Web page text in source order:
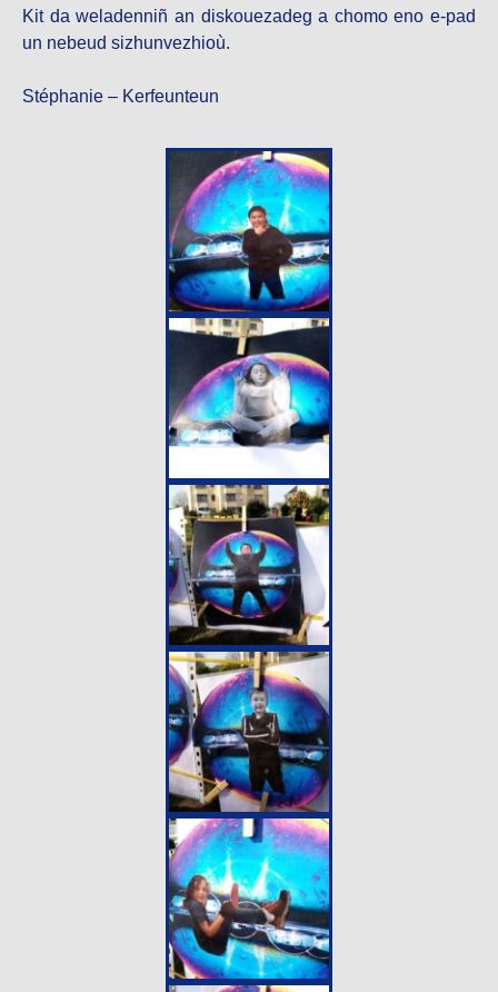
Kit da weladenniñ an diskouezadeg a chomo eno e-pad
un nebeud sizhunvezhioù.
Stéphanie – Kerfeunteun